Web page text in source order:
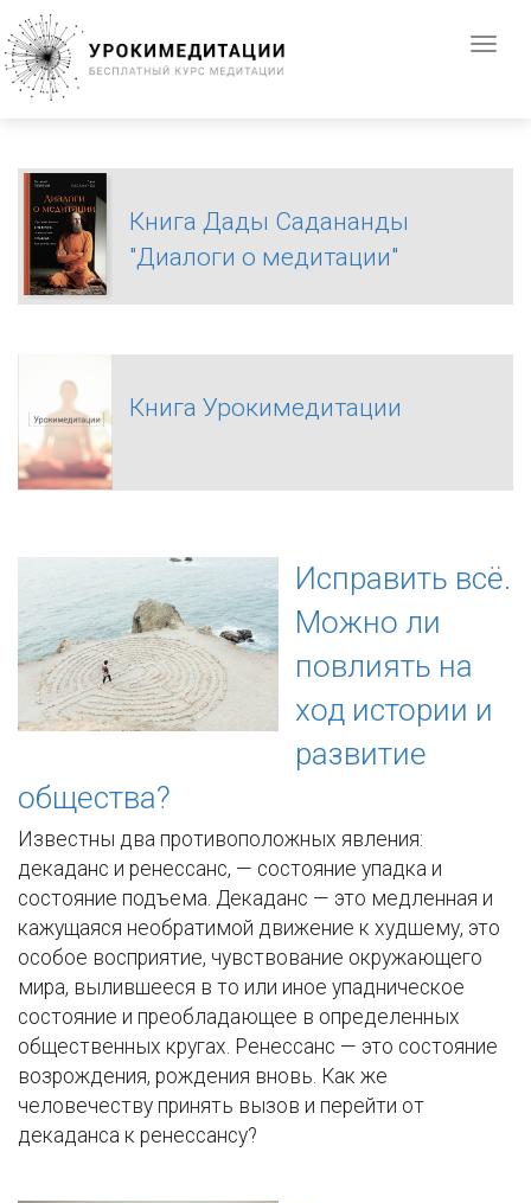
Перейти
к
основному
содержанию
Книга Дады Садананды
"Диалоги о медитации"
Книга Урокимедитации
Исправить всё.
Можно ли
повлиять на
ход истории и
развитие
общества?
Известны два противоположных явления:
декаданс и ренессанс, — состояние упадка и
состояние подъема. Декаданс — это медленная и
кажущаяся необратимой движение к худшему, это
особое восприятие, чувствование окружающего
мира, вылившееся в то или иное упадническое
состояние и преобладающее в определенных
общественных кругах. Ренессанс — это состояние
возрождения, рождения вновь. Как же
человечеству принять вызов и перейти от
декаданса к ренессансу?